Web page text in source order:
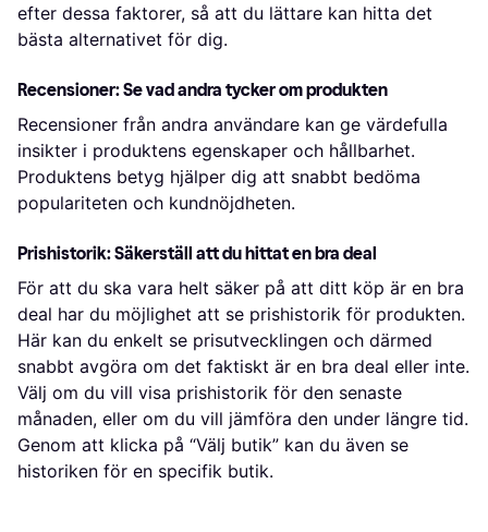
efter dessa faktorer, så att du lättare kan hitta det
bästa alternativet för dig.
Recensioner: Se vad andra tycker om produkten
Recensioner från andra användare kan ge värdefulla
insikter i produktens egenskaper och hållbarhet.
Produktens betyg hjälper dig att snabbt bedöma
populariteten och kundnöjdheten.
Prishistorik: Säkerställ att du hittat en bra deal
För att du ska vara helt säker på att ditt köp är en bra
deal har du möjlighet att se prishistorik för produkten.
Här kan du enkelt se prisutvecklingen och därmed
snabbt avgöra om det faktiskt är en bra deal eller inte.
Välj om du vill visa prishistorik för den senaste
månaden, eller om du vill jämföra den under längre tid.
Genom att klicka på “Välj butik” kan du även se
historiken för en specifik butik.